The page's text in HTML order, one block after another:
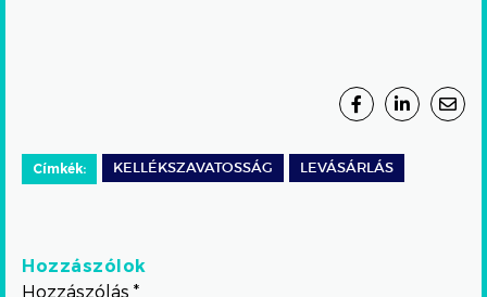
Címkék: KELLÉKSZAVATOSSÁG LEVÁSÁRLÁS
Hozzászólok
Hozzászólás *